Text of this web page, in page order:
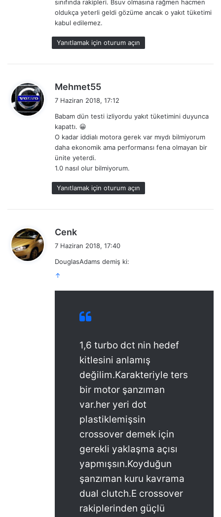
k
i
sınıfında rakipleri. Bsuv olmasına rağmen hacmen
oldukça yeterli geldi gözüme ancak o yakıt tüketimi
kabul edilemez.
Yanıtlamak için oturum açın
Mehmet55
i
i
7 Haziran 2018, 17:12
Babam dün testi izliyordu yakıt tüketimini duyunca
kapattı. 😀
O kadar iddialı motora gerek var mıydı bilmiyorum
daha ekonomik ama performansı fena olmayan bir
ünite yeterdi.
1.0 nasıl olur bilmiyorum.
Yanıtlamak için oturum açın
Cenk
i
7 Haziran 2018, 17:40
DouglasAdams demiş ki:
↑
1,6 turbo dct nin hedef
kitlesini anlamış
değilim.Karakteriyle ters
bir motor şanzıman
var.her yeri dot
plastiklemişsin
crossover demek için
gerekli yaklaşma açısı
yapmışsın.Koyduğun
şanzıman kuru kavrama
dual clutch.E crossover
rakiplerinden güçlü